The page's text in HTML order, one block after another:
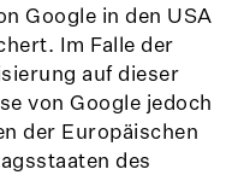
Google in den USA
Im Falle der
auf dieser
von Google jedoch
der Europäischen
des